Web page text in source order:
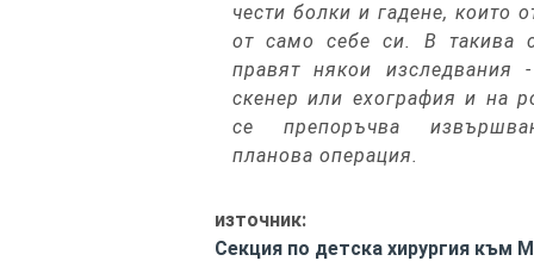
чести болки и гадене, които
от само себе си. В такива
правят някои изследвания -
скенер или ехография и на
се препоръчва
планова операция.
източник:
Секция по детска хирургия